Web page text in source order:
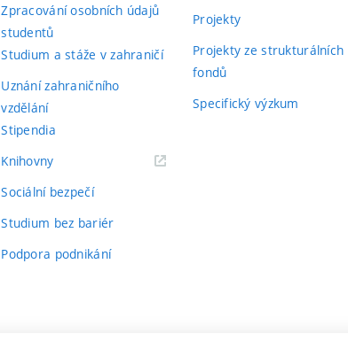
Zpracování osobních údajů
studentů
Studium a stáže v zahraničí
Uznání zahraničního
vzdělání
Stipendia
Knihovny(externí
Sociální bezpečí
Studium bez bariér
Podpora podnikání
Projekty
Projekty ze strukturálních
fondů
Specifický výzkum